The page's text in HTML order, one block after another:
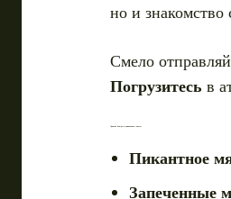
но и
Смело
Погрузитесь в
Лучшие блюда и уникальные вкусы
Пикантное
Запеченные